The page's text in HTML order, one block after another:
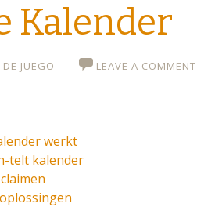
Kalender
JUEGO LEAVE A COMMENT
werkt
telt kalender